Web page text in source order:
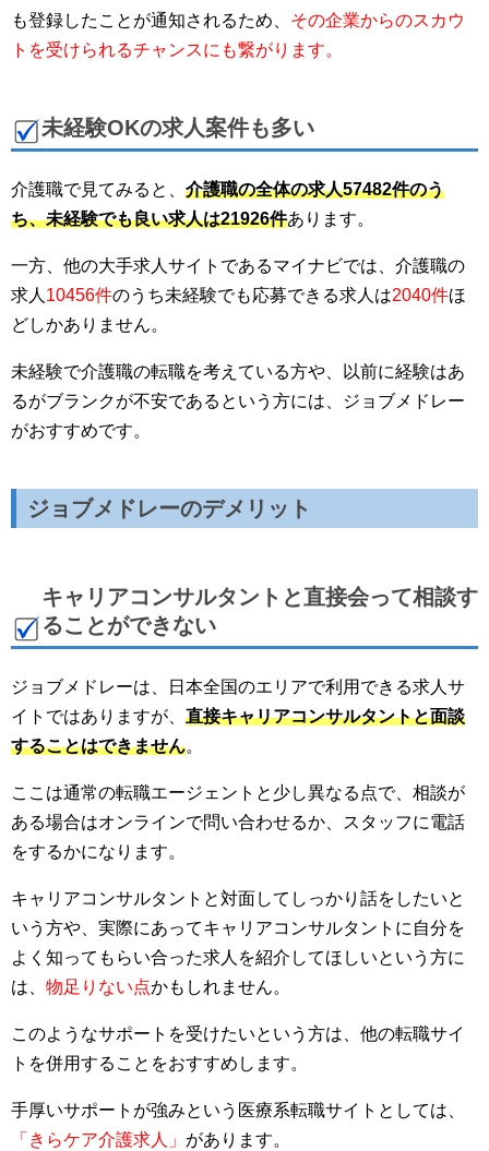
も登録したことが通知されるため、 その企業からのスカウ
トを受けられるチャンスにも繋がります。
未経験OKの求人案件も多い
介護職で見てみると、 介護職の全体の求人57482件のう
ち、未経験でも良い求人は21926件あります。
一方、他の大手求人サイトであるマイナビでは、介護職の
求人10456件のうち未経験でも応募できる求人は2040件ほ
どしかありません。
未経験で介護職の転職を考えている方や、以前に経験はあ
るがブランクが不安であるという方には、ジョブメドレー
がおすすめです。
ジョブメドレーのデメリット
キャリアコンサルタントと直接会って相談す
ることができない
ジョブメドレーは、日本全国のエリアで利用できる求人サ
イトではありますが、 直接キャリアコンサルタントと面談
することはできません。
ここは通常の転職エージェントと少し異なる点で、相談が
ある場合はオンラインで問い合わせるか、スタッフに電話
をするかになります。
キャリアコンサルタントと対面してしっかり話をしたいと
いう方や、実際にあってキャリアコンサルタントに自分を
よく知ってもらい合った求人を紹介してほしいという方に
は、 物足りない点かもしれません。
このようなサポートを受けたいという方は、他の転職サイ
トを併用することをおすすめします。
手厚いサポートが強みという医療系転職サイトとしては、
「きらケア介護求人」 があります。